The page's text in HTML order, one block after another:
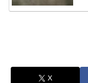
X